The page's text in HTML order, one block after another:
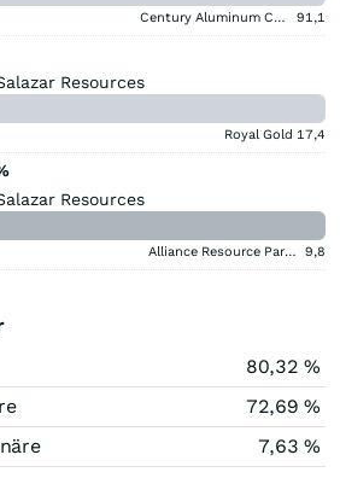
Century Aluminum Company 91,1
Resources
Royal Gold 17,4
Resources
Alliance Resource Partners 9,8
80,32 %
72,69 %
7,63 %